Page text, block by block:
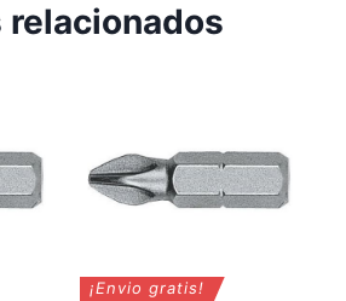
relacionados
¡Envio gratis!